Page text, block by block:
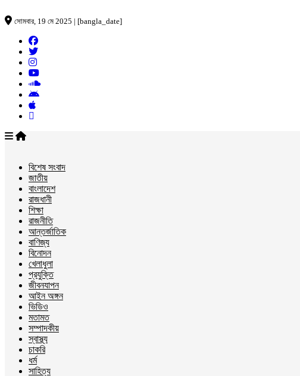
সোমবার, 19 মে 2025 | [bangla_date]
বিশেষ সংবাদ
জাতীয়
বাংলাদেশ
রাজধানী
শিক্ষা
রাজনীতি
আন্তর্জাতিক
বাণিজ্য
বিনোদন
খেলাধুলা
প্রযুক্তি
জীবনযাপন
আইন অঙ্গন
ভিডিও
মতামত
সম্পাদকীয়
স্বাস্থ্য
চাকরি
ধর্ম
সাহিত্য